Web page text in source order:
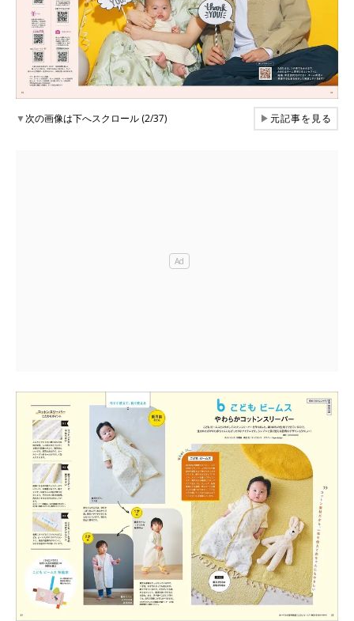
▼次の画像は下へスクロール (2/37) ▶元記事を見る